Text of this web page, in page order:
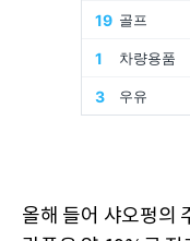
올해 들어 샤오펑의